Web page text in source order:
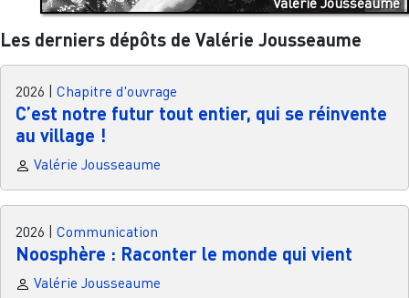
Les derniers dépôts de Valérie Jousseaume
2026 Chapitre d'ouvrage
C’est notre futur tout entier, qui se réinvente
au village !
Valérie Jousseaume
2026 Communication
Noosphère : Raconter le monde qui vient
Valérie Jousseaume